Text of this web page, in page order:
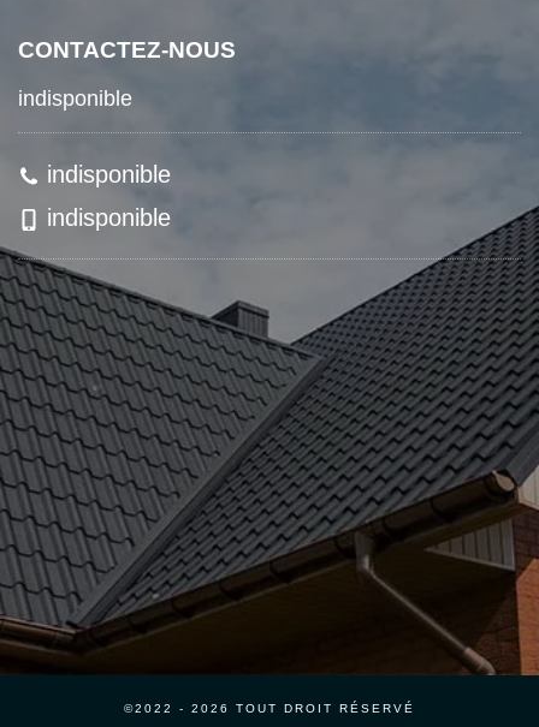
CONTACTEZ-NOUS
indisponible
indisponible
indisponible
©2022 - 2026 TOUT DROIT RÉSERVÉ